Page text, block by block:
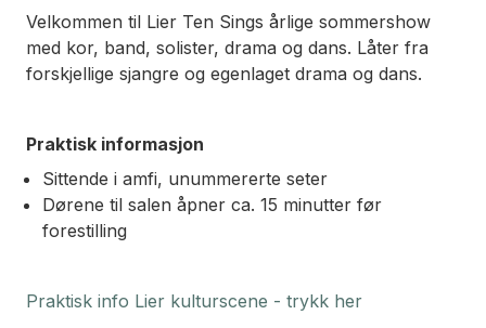
Velkommen til Lier Ten Sings årlige sommershow
med kor, band, solister, drama og dans. Låter fra
forskjellige sjangre og egenlaget drama og dans.
Praktisk informasjon
Sittende i amfi, unummererte seter
Dørene til salen åpner ca. 15 minutter før
forestilling
Praktisk info Lier kulturscene - trykk her